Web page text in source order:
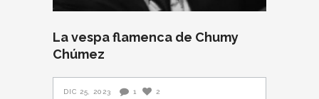
La vespa flamenca de Chumy
Chúmez
DIC 25, 2023 1 2